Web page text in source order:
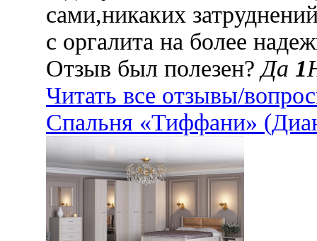
сами,никаких
с оргалита на более
Отзыв был полезен?Да 1
Читать все отзывы/
Спальня «Тиффани»